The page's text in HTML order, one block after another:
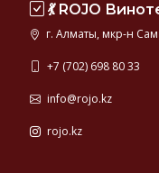
💃 ROJO
г. Алматы, мкр-н
+7 (702) 698 80 33
info@rojo.kz
rojo.kz